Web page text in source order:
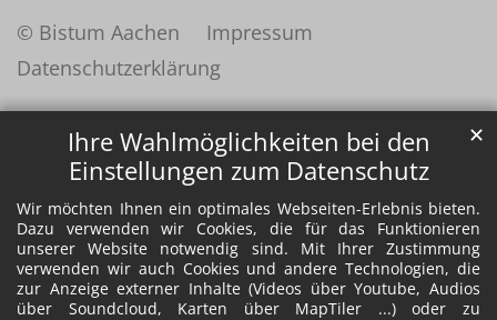
Ihre Wahlmöglichkeiten bei den
Einstellungen zum Datenschutz
Wir möchten Ihnen ein optimales Webseiten-Erlebnis bieten.
Dazu verwenden wir Cookies, die für das Funktionieren
unserer Website notwendig sind. Mit Ihrer Zustimmung
verwenden wir auch Cookies und andere Technologien, die
zur Anzeige externer Inhalte (Videos über Youtube, Audios
über Soundcloud, Karten über MapTiler ...) oder zu
✕
© Bistum Aachen
Impressum
Datenschutzerklärung